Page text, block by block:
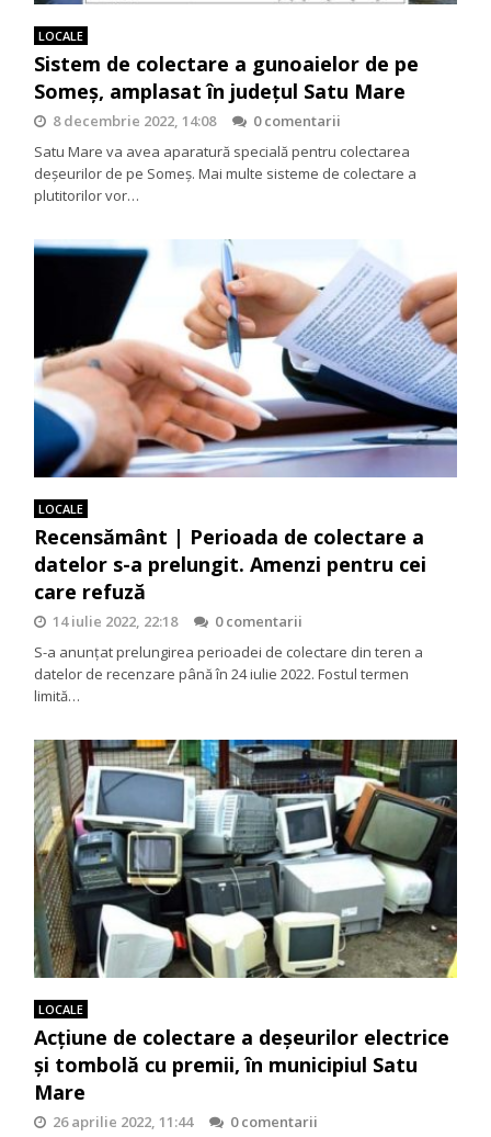
LOCALE
Sistem de colectare a gunoaielor de pe
Someș, amplasat în județul Satu Mare
8 decembrie 2022, 14:08
0 comentarii
Satu Mare va avea aparatură specială pentru colectarea
deșeurilor de pe Someș. Mai multe sisteme de colectare a
plutitorilor vor…
LOCALE
Recensământ | Perioada de colectare a
datelor s-a prelungit. Amenzi pentru cei
care refuză
14 iulie 2022, 22:18
0 comentarii
S-a anunțat prelungirea perioadei de colectare din teren a
datelor de recenzare până în 24 iulie 2022. Fostul termen
limită…
LOCALE
Acțiune de colectare a deșeurilor electrice
și tombolă cu premii, în municipiul Satu
Mare
26 aprilie 2022, 11:44
0 comentarii